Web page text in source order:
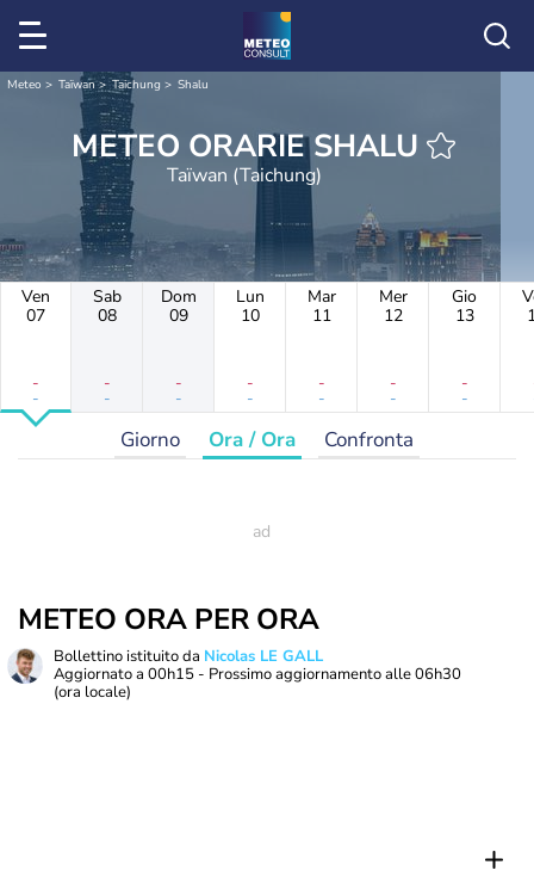
Meteo Taïwan Taichung Shalu
METEO ORARIE SHALU
Taïwan (Taichung)
Ven
07
-
-
Sab
08
-
-
Dom
09
-
-
Lun
10
-
-
Mar
11
-
-
Mer
12
-
-
Gio
13
-
-
Giorno Ora / Ora Confronta
METEO ORA PER ORA
Bollettino istituito da Nicolas LE GALL
Aggiornato a 00h15 - Prossimo aggiornamento alle06h30
(ora locale)